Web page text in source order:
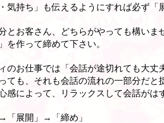
気持ち」も伝えるようにすれば必ず「
とお客さん、どちらがやっても構いま
を作って締めて下さい。
のお仕事では「会話が途切れても大丈
ても、それも会話の流れの一部分だと
感によって、リラックスして会話がは
「展開」→「締め」